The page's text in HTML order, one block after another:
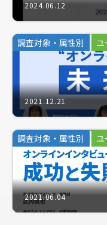
"ペルソナ"という言
規事業に携わる全
あるのではないで
ペルソナとは、製
て思い描く、非常
具体的人物像のこ
施策毎に描くこと
略立案が実現し、
極めることができま
2024.06.12
調査対象・属性別
2021.12.21
調査対象・属性別
2021.06.04